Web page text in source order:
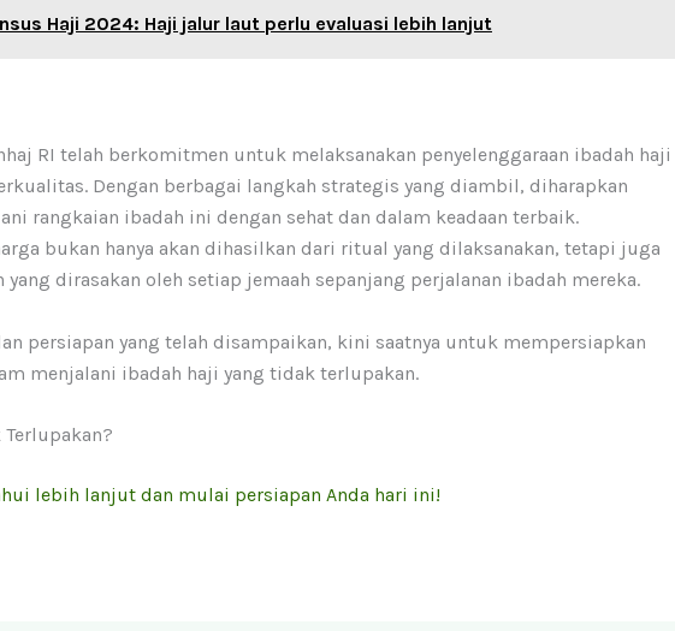
Haji 2024: Haji jalur laut perlu evaluasi lebih lanjut
RI telah berkomitmen untuk melaksanakan penyelenggaraan ibadah haji
Dengan berbagai langkah strategis yang diambil, diharapkan
rangkaian ibadah ini dengan sehat dan dalam keadaan terbaik.
bukan hanya akan dihasilkan dari ritual yang dilaksanakan, tetapi juga
yang dirasakan oleh setiap jemaah sepanjang perjalanan ibadah mereka.
persiapan yang telah disampaikan, kini saatnya untuk mempersiapkan
menjalani ibadah haji yang tidak terlupakan.
lebih lanjut dan mulai persiapan Anda hari ini!